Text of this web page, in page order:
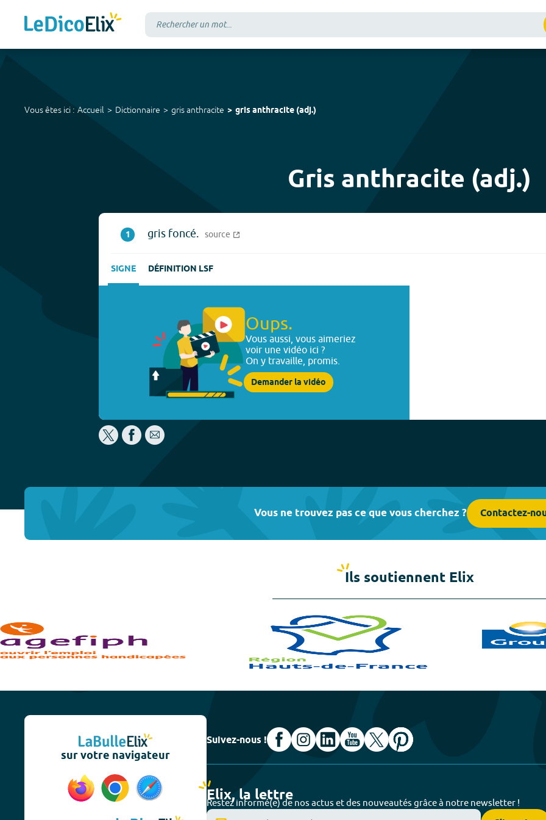
Vous êtes ici : Accueil Dictionnaire gris anthracite gris anthracite (adj.)
Gris anthracite (adj.)
1 gris foncé. source
SIGNE DÉFINITION LSF
Oups.
Vous aussi, vous aimeriez
voir une vidéo ici ?
On y travaille, promis.
Demander la vidéo
Vous ne trouvez pas ce que vous cherchez ? Contactez-
Ils soutiennent Elix
sur votre navigateur
Suivez-nous !
Elix, la lettre
Restez informé(e) de nos actus et des nouveautés grâce à notre newsletter !